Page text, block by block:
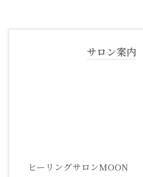
サロン案内
ヒーリングサロンMOON